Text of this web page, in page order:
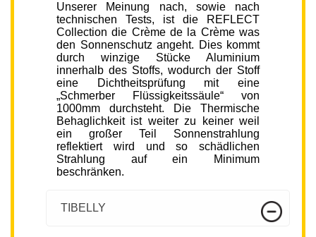
Unserer Meinung nach, sowie nach
technischen Tests, ist die REFLECT
Collection die Crème de la Crème was
den Sonnenschutz angeht. Dies kommt
durch winzige Stücke Aluminium
innerhalb des Stoffs, wodurch der Stoff
eine Dichtheitsprüfung mit eine
„Schmerber Flüssigkeitssäule“ von
1000mm durchsteht. Die Thermische
Behaglichkeit ist weiter zu keiner weil
ein großer Teil Sonnenstrahlung
reflektiert wird und so schädlichen
Strahlung auf ein Minimum
beschränken.
TIBELLY